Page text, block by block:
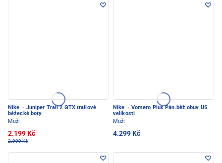
Nike · Juniper Trail 2 GTX trailové
běžecké boty
Muži
2.199 Kč
2.999 Kč
Nike · Vomero Plus Pán.běž.obuv US
velikosti
Muži
4.299 Kč